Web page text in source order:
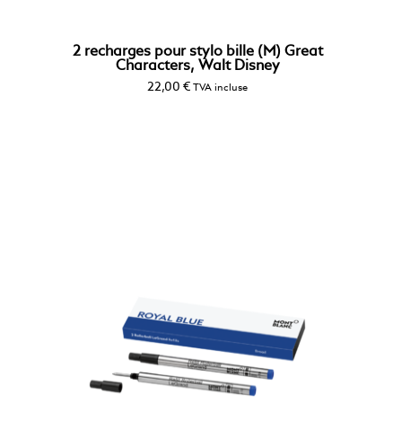
2 recharges pour stylo bille (M) Great
Characters, Walt Disney
22,00 € TVA incluse